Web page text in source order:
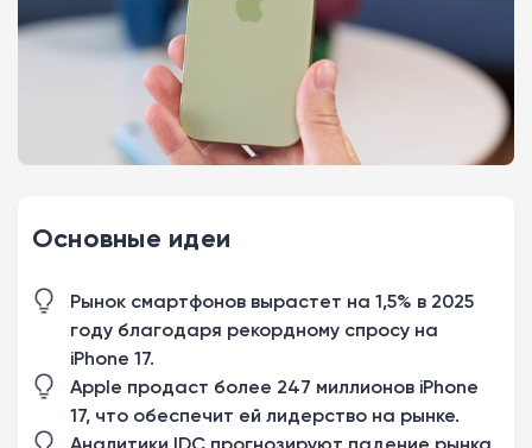
Основные идеи
Рынок смартфонов вырастет на 1,5% в 2025
году благодаря рекордному спросу на
iPhone 17.
Apple продаст более 247 миллионов iPhone
17, что обеспечит ей лидерство на рынке.
Аналитики IDC прогнозируют падение рынка